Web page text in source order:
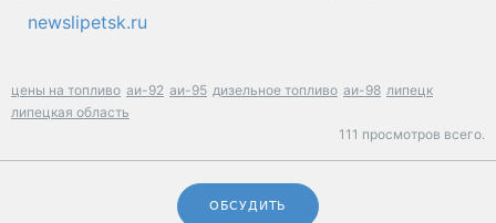
newslipetsk.ru
цены на топливо аи-92 аи-95 дизельное топливо аи-98 липецк
липецкая область
111 просмотров всего.
ОБСУДИТЬ